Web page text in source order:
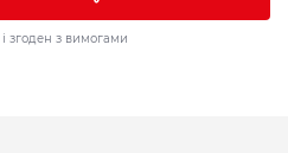
і згоден з вимогами